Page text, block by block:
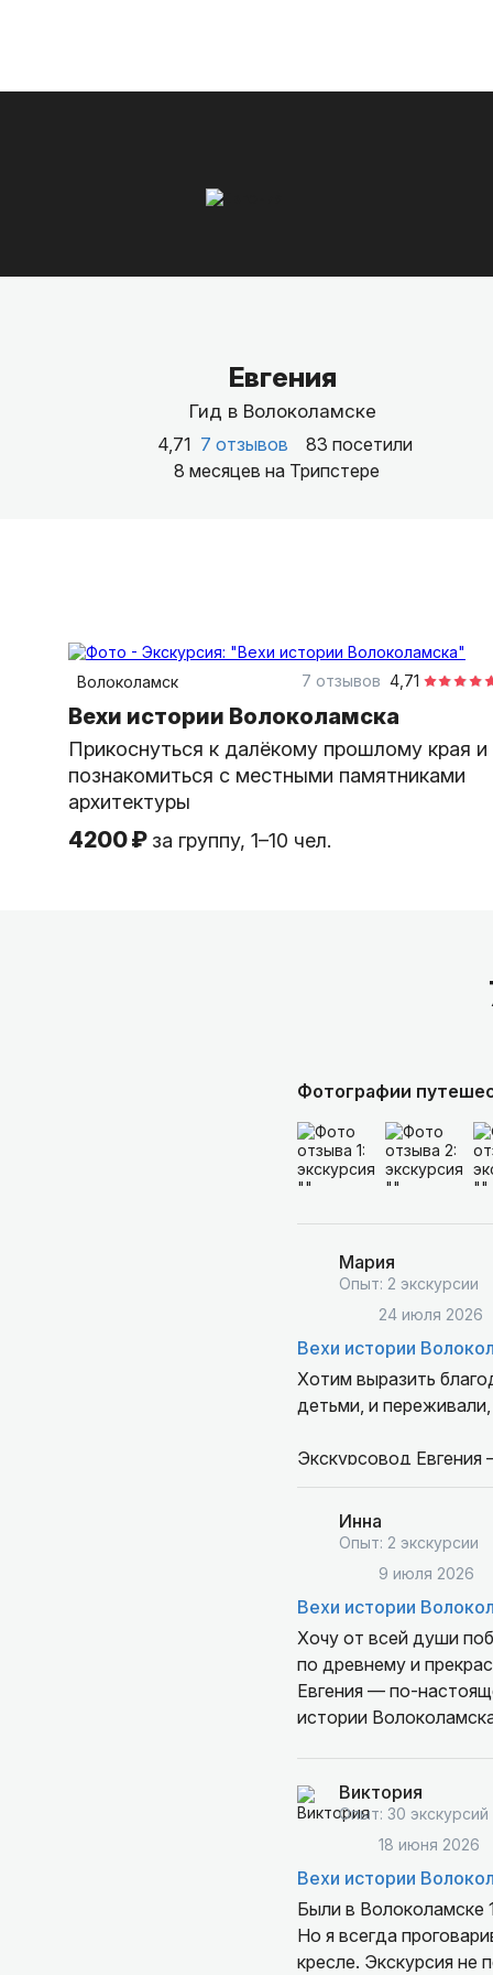
Евгения
Гид в Волоколамске
4,71 7 отзывов
83 посетили
8 месяцев на Трипстере
Волоколамск 4,71
7 отзывов
Вехи истории Волоколамска
Прикоснуться к далёкому прошлому края и
познакомиться с местными памятниками
архитектуры
4200 ₽ за группу, 1–10 чел.
Фотографии
Мария
Опыт: 2 экскурсии
24 июля 2026
Вехи истории
Хотим выразить
детьми, и
Экскурсовод
Настолько интересно
древних храмах, что
грамотно построена,
увлекательные истории.
Итог: дети в
экскурсию всем, кто
семьей.
Инна
Опыт: 2 экскурсии
9 июля 2026
Вехи истории
Хочу от всей души
по древнему и
Евгения — по-
истории
вид. Евгения так
казалось, будто сама
Воскресенский
смогли это
Памятники
Евгения, ожил в её
Виктория
Опыт: 30 экскурсий
18 июня 2026
Вехи истории
Были в Волоколамске
Но я всегда
кресле. Экскурсия не